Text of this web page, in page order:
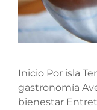
Inicio Por isla
gastronomía
bienestar